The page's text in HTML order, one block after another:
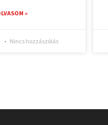
»
Nincs hozzászólás